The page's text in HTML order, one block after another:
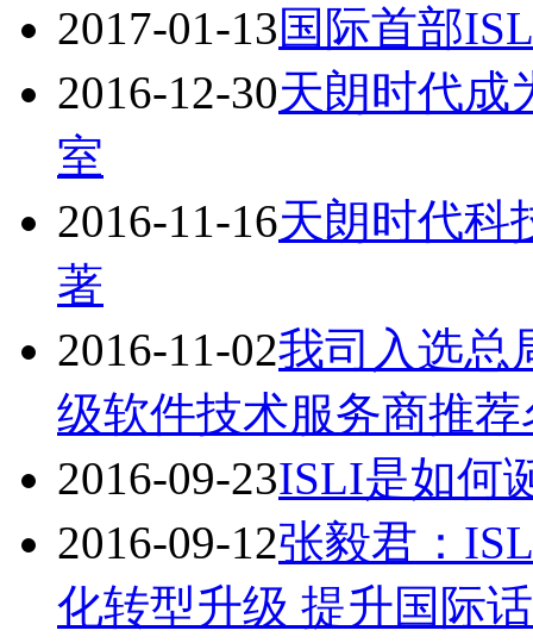
2017-01-13国际首部
2016-12-30天朗时代成
室
2016-11-16天朗时代科
著
2016-11-02我司入选总
级软件技术服务商推
2016-09-23ISLI是如何
2016-09-12张毅君：
化转型升级 提升国际